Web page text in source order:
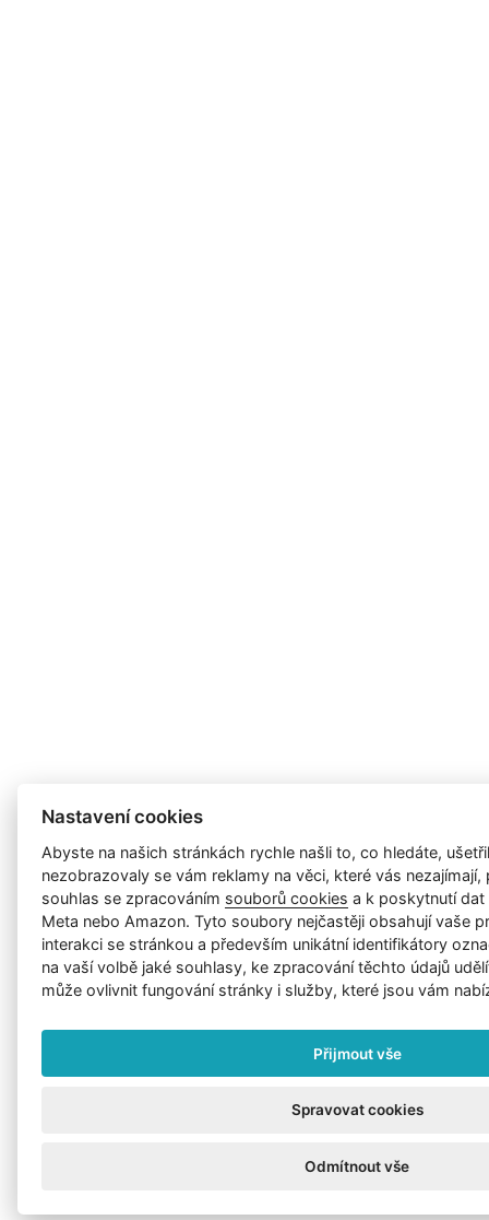
Nastavení cookies
Abyste na našich stránkách rychle našli to, co hledáte,
nezobrazovaly se vám reklamy na věci, které vás
souhlas se zpracováním souborů cookies a k poskytnutí
Meta nebo Amazon. Tyto soubory nejčastěji obsahují vaše
interakci se stránkou a především unikátní identifikátory
na vaší volbě jaké souhlasy, ke zpracování těchto údajů
může ovlivnit fungování stránky i služby, které jsou vám
Přijmout vše
Spravovat cookies
Odmítnout vše